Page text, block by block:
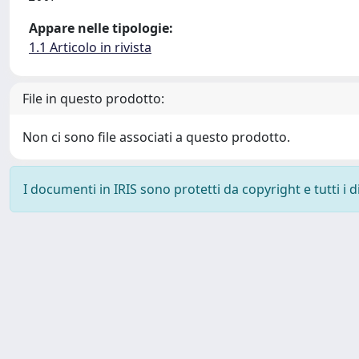
Appare nelle tipologie:
1.1 Articolo in rivista
File in questo prodotto:
Non ci sono file associati a questo prodotto.
I documenti in IRIS sono protetti da copyright e tutti i